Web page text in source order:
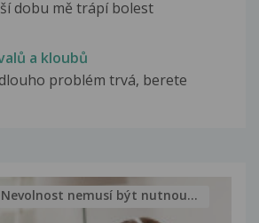
dobu mě trápí bolest
a kloubů
problém trvá, berete
Nevolnost nemusí být nutnou...